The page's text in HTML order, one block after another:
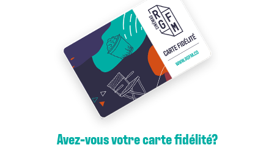
Avez-vous votre carte fidélité?